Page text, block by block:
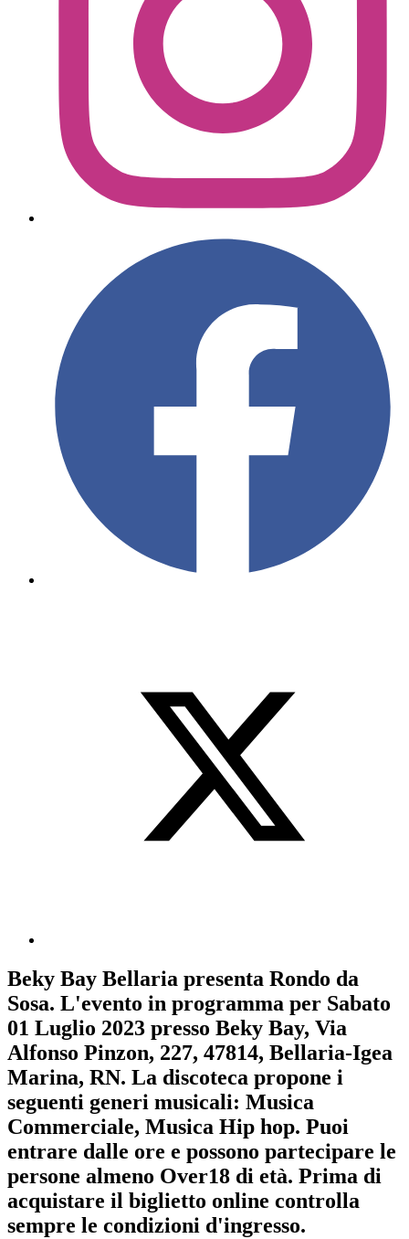
Beky Bay Bellaria presenta Rondo da
Sosa. L'evento in programma per Sabato
01 Luglio 2023 presso Beky Bay, Via
Alfonso Pinzon, 227, 47814, Bellaria-Igea
Marina, RN. La discoteca propone i
seguenti generi musicali: Musica
Commerciale, Musica Hip hop. Puoi
entrare dalle ore e possono partecipare le
persone almeno Over18 di età. Prima di
acquistare il biglietto online controlla
sempre le condizioni d'ingresso.